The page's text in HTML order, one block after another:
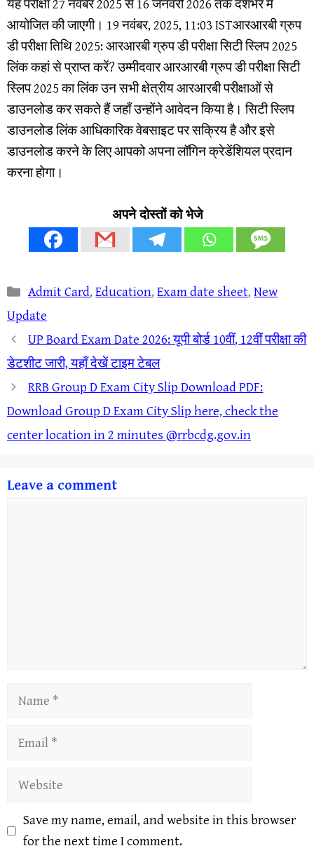
यह परीक्षा 27 नवंबर 2025 से 16 जनवरी 2026 तक देशभर में
आयोजित की जाएगी। 19 नवंबर, 2025, 11:03 ISTआरआरबी ग्रुप
डी परीक्षा तिथि 2025: आरआरबी ग्रुप डी परीक्षा सिटी स्लिप 2025
लिंक कहां से प्राप्त करें? उम्मीदवार आरआरबी ग्रुप डी परीक्षा सिटी
स्लिप 2025 का लिंक उन सभी क्षेत्रीय आरआरबी परीक्षाओं से
डाउनलोड कर सकते हैं जहाँ उन्होंने आवेदन किया है। सिटी स्लिप
डाउनलोड लिंक आधिकारिक वेबसाइट पर सक्रिय है और इसे
डाउनलोड करने के लिए आपको अपना लॉगिन क्रेडेंशियल प्रदान
करना होगा।
अपने दोस्तों को भेजे
Categories
Admit Card,Education,Exam date sheet,New
Update
UP Board Exam Date 2026: यूपी बोर्ड 10वीं, 12वीं परीक्षा की
डेटशीट जारी, यहाँ देखें टाइम टेबल
RRB Group D Exam City Slip Download PDF:
Download Group D Exam City Slip here, check the
center location in 2 minutes @rrbcdg.gov.in
Leave a comment
Name
Email
Website
Save my name, email, and website in this browser
for the next time I comment.